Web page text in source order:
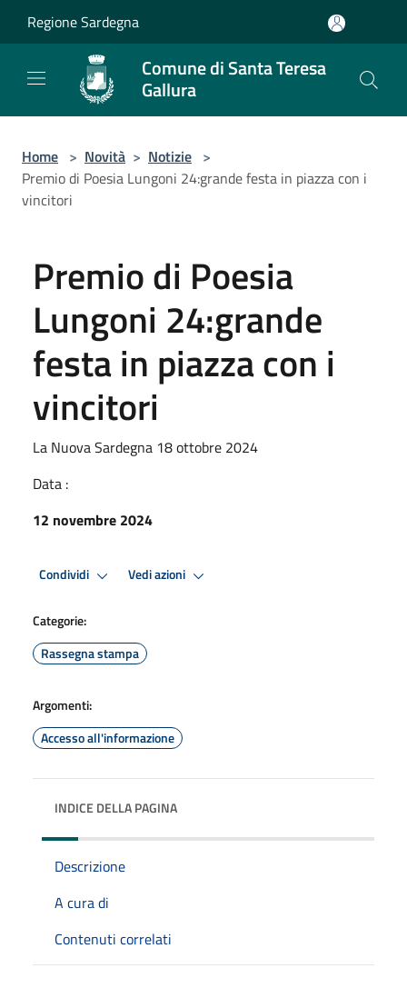
Regione Sardegna
Comune di Santa Teresa
Gallura
Home > Novità > Notizie >
Premio di Poesia Lungoni 24:grande festa in piazza con i
vincitori
Premio di Poesia
Lungoni 24:grande
festa in piazza con i
vincitori
La Nuova Sardegna 18 ottobre 2024
Data :
12 novembre 2024
Condividi Vedi azioni
Categorie:
Rassegna stampa
Argomenti:
Accesso all'informazione
INDICE DELLA PAGINA
Descrizione
A cura di
Contenuti correlati